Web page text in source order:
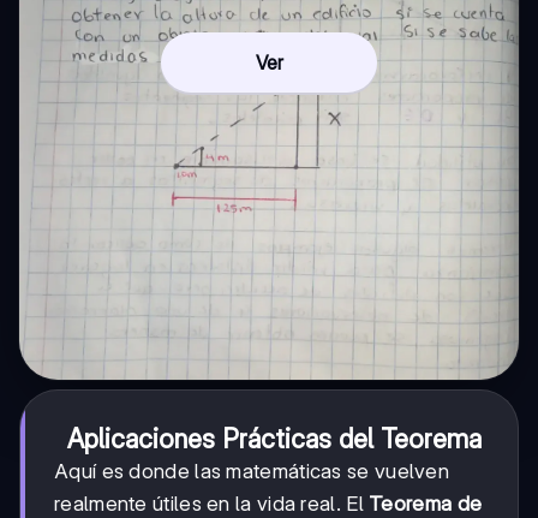
Ver
Aplicaciones Prácticas del Teorema
Aquí es donde las matemáticas se vuelven
realmente útiles en la vida real. El Teorema de